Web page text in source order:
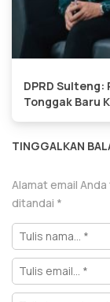
DPRD
Tonggak Baru
TINGGALKAN
Alamat email
ditandai *